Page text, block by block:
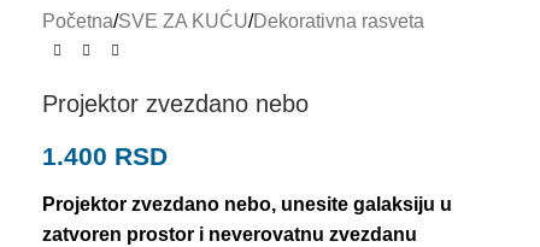
Početna/SVE ZA KUĆU/Dekorativna rasveta
Projektor zvezdano nebo
1.400 RSD
Projektor zvezdano nebo, unesite galaksiju u
zatvoren prostor i neverovatnu zvezdanu